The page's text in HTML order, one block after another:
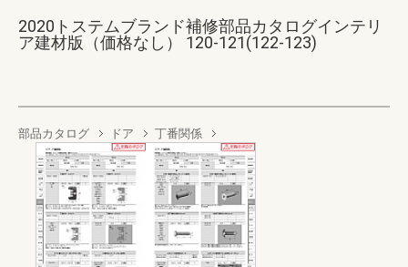
2020トステムブランド補修部品カタログインテリ
ア建材版（価格なし） 120-121(122-123)
部品カタログ ドア 丁番関係